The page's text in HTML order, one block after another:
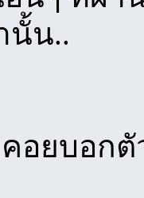
นั้น..
อยบอกตั